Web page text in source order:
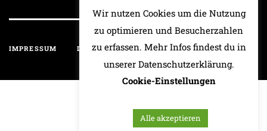
IMPRESSUM DATENSCHUTZ HAFTUNGSAUSSCHLUSS
Wir nutzen Cookies um die Nutzung
zu optimieren und Besucherzahlen
zu erfassen. Mehr Infos findest du in
unserer Datenschutzerklärung.
Cookie-Einstellungen
Alle akzeptieren